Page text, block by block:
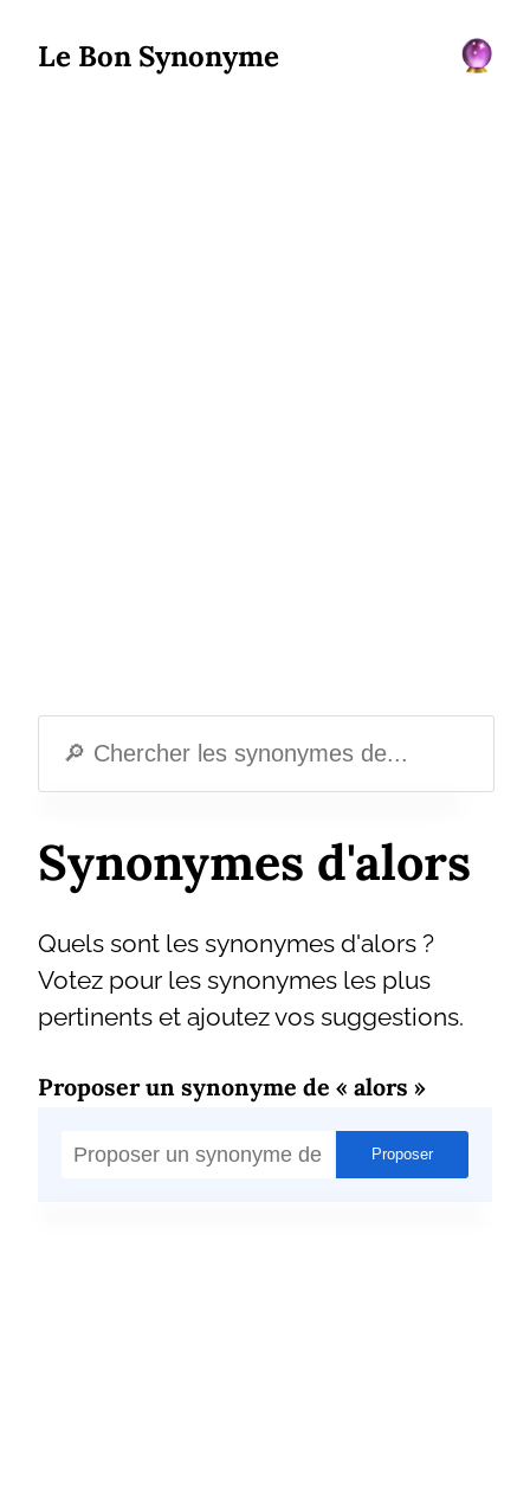
Le Bon Synonyme
Synonymes d'alors
Quels sont les synonymes d'alors ?
Votez pour les synonymes les plus
pertinents et ajoutez vos suggestions.
Proposer un synonyme de « alors »